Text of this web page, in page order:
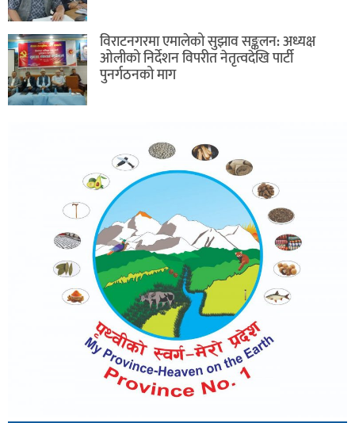
विराटनगरमा एमालेको सुझाव सङ्कलन: अध्यक्ष
ओलीको निर्देशन विपरीत नेतृत्वदेखि पार्टी
पुनर्गठनको माग